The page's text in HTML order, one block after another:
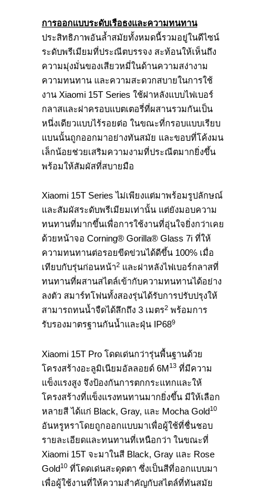
การออกแบบระดับเรือธงและความทนทาน
ประสิทธิภาพอันล้ำสมัยทั้งหมดนี้รวมอยู่ในดีไซน์
ระดับพรีเมียมที่ประณีตบรรจง สะท้อนให้เห็นถึง
ความมุ่งมั่นของเสียวหมี่ในด้านความสง่างาม
ความทนทาน และความสะดวกสบายในการใช้
งาน Xiaomi 15T Series ใช้ฝาหลังแบบไฟเบอร์
กลาสและฝาครอบแบตเตอรี่ที่ผสานรวมกันเป็น
หนึ่งเดียวแบบไร้รอยต่อ ในขณะที่กรอบแบบเรียบ
แบนนั้นถูกออกมาอย่างทันสมัย และขอบที่โค้งมน
เล็กน้อยช่วยเสริมความงามที่ประณีตมากยิ่งขึ้น
พร้อมให้สัมผัสที่สบายมือ
Xiaomi 15T Series ไม่เพียงแต่มาพร้อมรูปลักษณ์
และสัมผัสระดับพรีเมียมเท่านั้น แต่ยังมอบความ
ทนทานที่มากขึ้นเพื่อการใช้งานที่อุ่นใจยิ่งกว่าเคย
ด้วยหน้าจอ Corning® Gorilla® Glass 7i ที่ให้
ความทนทานต่อรอยขีดข่วนได้ดีขึ้น 100% เมื่อ
เทียบกับรุ่นก่อนหน้า2 และฝาหลังไฟเบอร์กลาสที่
ทนทานที่ผสานสไตล์เข้ากับความทนทานได้อย่าง
ลงตัว สมาร์ทโฟนทั้งสองรุ่นได้รับการปรับปรุงให้
สามารถทนน้ำจืดได้ลึกถึง 3 เมตร2 พร้อมการ
รับรองมาตรฐานกันน้ำและฝุ่น IP689
Xiaomi 15T Pro โดดเด่นกว่ารุ่นพื้นฐานด้วย
โครงสร้างอะลูมิเนียมอัลลอยด์ 6M13 ที่มีความ
แข็งแรงสูง จึงป้องกันการตกกระแทกและให้
โครงสร้างที่แข็งแรงทนทานมากยิ่งขึ้น มีให้เลือก
หลายสี ได้แก่ Black, Gray, และ Mocha Gold10
อันหรูหราโดยถูกออกแบบมาเพื่อผู้ใช้ที่ชื่นชอบ
รายละเอียดและทนทานที่เหนือกว่า ในขณะที่
Xiaomi 15T จะมาในสี Black, Gray และ Rose
Gold10 ที่โดดเด่นสะดุดตา ซึ่งเป็นสีที่ออกแบบมา
เพื่อผู้ใช้งานที่ให้ความสำคัญกับสไตล์ที่ทันสมัย